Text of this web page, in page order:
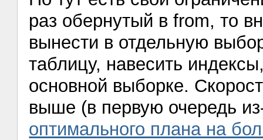
раз обернутый в from, то
вынести в отдельную
таблицу, навесить
основной выборке.
выше (в первую очередь
оптимального плана на